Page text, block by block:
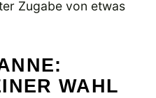
Zugabe von etwas
WAHL